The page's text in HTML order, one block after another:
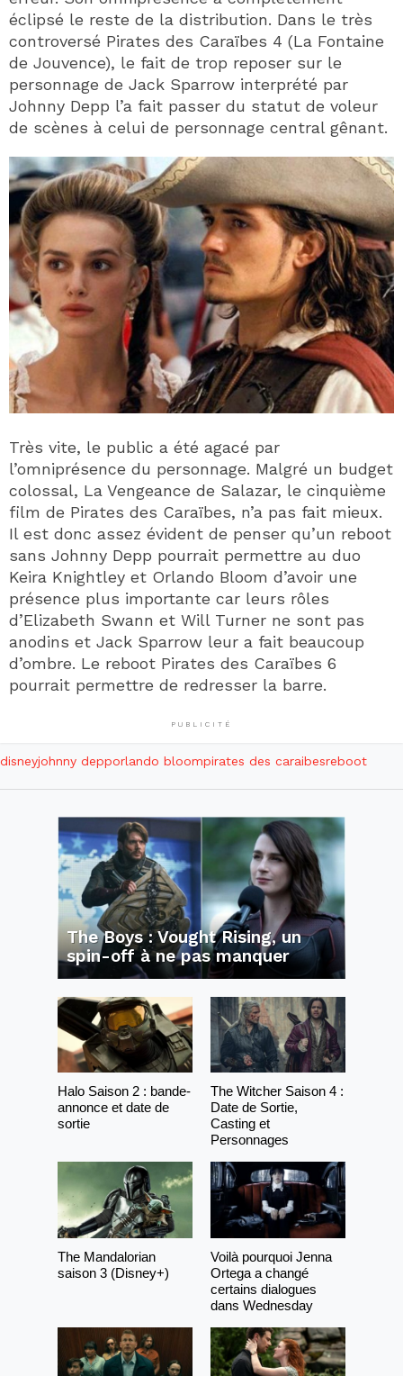
éclipsé le reste de la distribution. Dans le très
controversé Pirates des Caraïbes 4 (La Fontaine
de Jouvence), le fait de trop reposer sur le
personnage de Jack Sparrow interprété par
Johnny Depp l’a fait passer du statut de voleur
de scènes à celui de personnage central gênant.
Très vite, le public a été agacé par
l’omniprésence du personnage. Malgré un budget
colossal, La Vengeance de Salazar, le cinquième
film de Pirates des Caraïbes, n’a pas fait mieux.
Il est donc assez évident de penser qu’un reboot
sans Johnny Depp pourrait permettre au duo
Keira Knightley et Orlando Bloom d’avoir une
présence plus importante car leurs rôles
d’Elizabeth Swann et Will Turner ne sont pas
anodins et Jack Sparrow leur a fait beaucoup
d’ombre. Le reboot Pirates des Caraïbes 6
pourrait permettre de redresser la barre.
PUBLICITÉ
disneyjohnny depporlando bloompirates des caraibesreboot
The Boys : Vought Rising, un
spin-off à ne pas manquer
Halo Saison 2 : bande-
annonce et date de
sortie
The Witcher Saison 4 :
Date de Sortie,
Casting et
Personnages
The Mandalorian
saison 3 (Disney+)
Voilà pourquoi Jenna
Ortega a changé
certains dialogues
dans Wednesday